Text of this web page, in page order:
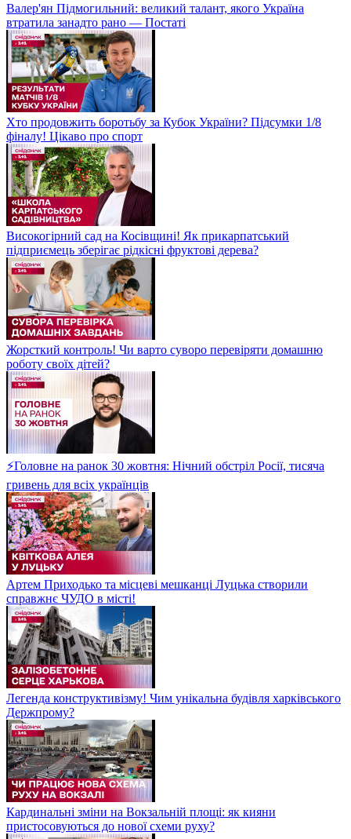
Валер'ян Підмогильний: великий талант, якого Україна
втратила занадто рано — Постаті
Хто продовжить боротьбу за Кубок України? Підсумки 1/8
фіналу! Цікаво про спорт
Високогірний сад на Косівщині! Як прикарпатський
підприємець зберігає рідкісні фруктові дерева?
Жорсткий контроль! Чи варто суворо перевіряти домашню
роботу своїх дітей?
⚡Головне на ранок 30 жовтня: Нічний обстріл Росії, тисяча
гривень для всіх українців
Артем Приходько та місцеві мешканці Луцька створили
справжнє ЧУДО в місті!
Легенда конструктивізму! Чим унікальна будівля харківського
Держпрому?
Кардинальні зміни на Вокзальній площі: як кияни
пристосовуються до нової схеми руху?